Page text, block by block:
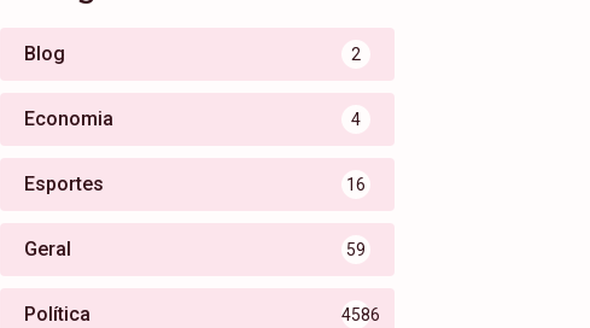
Blog 2
Economia 4
Esportes 16
Geral 59
Política 4586